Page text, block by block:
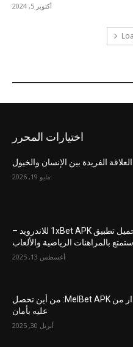
أكتوبر 5, 2024
اختيارات المحرر
العلاقة الفريدة بين الإنسان والخيول
مايو 19, 2026
عنوان: تحميل تطبيق 1xBet APK للاندرويد –
بالمراهنات الرياضية والألعاب
أغسطس 13, 2025
أحدث إصدار من MelBet APK: من أين تحصل
عليه بأمان
أبريل 30, 2025